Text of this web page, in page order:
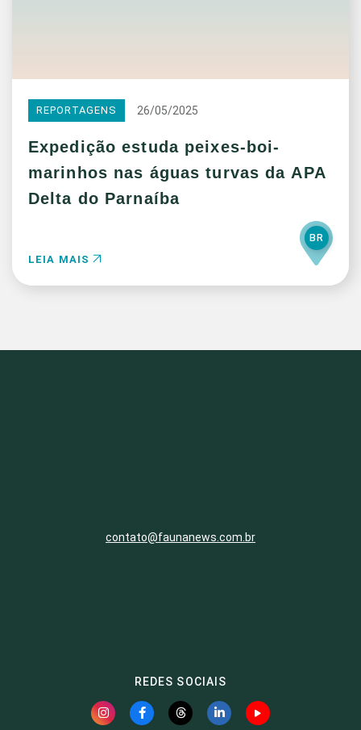
REPORTAGENS 26/05/2025
Expedição estuda peixes-boi-
marinhos nas águas turvas da APA
Delta do Parnaíba
LEIA MAIS
BR
contato@faunanews.com.br
REDES SOCIAIS